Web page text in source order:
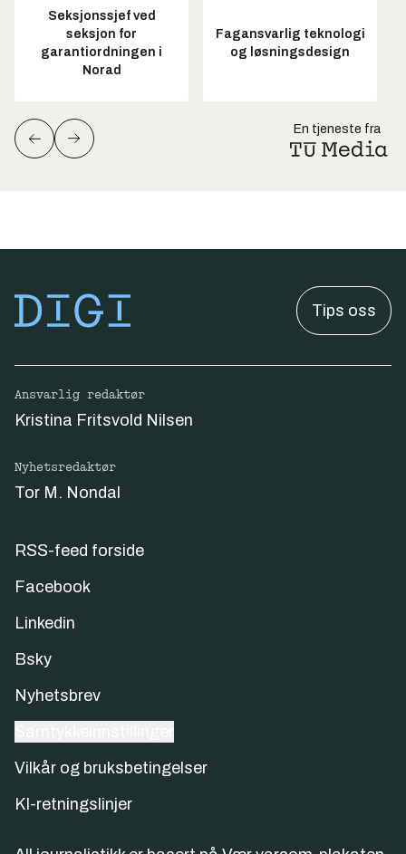
Seksjonssjef ved
seksjon for
garantiordningen i
Norad
Fagansvarlig teknologi
og løsningsdesign
En tjeneste fra
Tips oss
Ansvarlig redaktør
Kristina Fritsvold Nilsen
Nyhetsredaktør
Tor M. Nondal
RSS-feed forside
Facebook
Linkedin
Bsky
Nyhetsbrev
Vilkår og bruksbetingelser
KI-retningslinjer